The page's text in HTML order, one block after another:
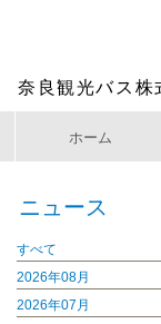
奈良観光バス株
ホーム
ニュース
すべて
2026年08月
2026年07月